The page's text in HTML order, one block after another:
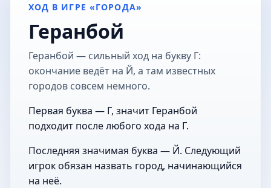
ХОД В ИГРЕ «ГОРОДА»
Геранбой
Геранбой — сильный ход на букву Г:
окончание ведёт на Й, а там известных
городов совсем немного.
Первая буква — Г, значит Геранбой
подходит после любого хода на Г.
Последняя значимая буква — Й. Следующий
игрок обязан назвать город, начинающийся
на неё.